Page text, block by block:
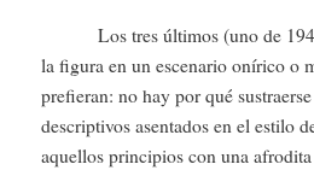
Los tres últimos (uno de
la figura en un escenario onírico o
prefieran: no hay por qué
descriptivos asentados en el estilo
aquellos principios con una